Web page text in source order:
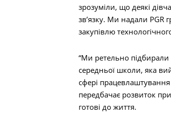
зрозуміли, що деякі
зв’язку. Ми надали PGR
закупівлю
“Ми ретельно підбирали
середньої школи, яка
сфері працевлаштування
передбачає розвиток
готові до життя.
Пошук